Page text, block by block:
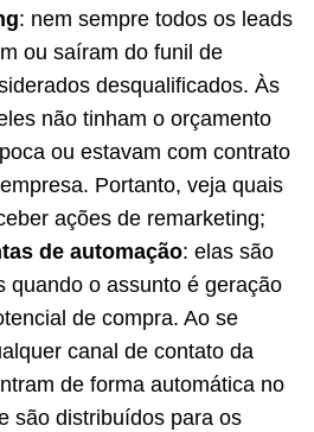
: nem sempre todos os leads
ou saíram do funil de
desqualificados. Às
não tinham o orçamento
ou estavam com contrato
Portanto, veja quais
ações de remarketing;
de automação: elas são
quando o assunto é geração
de compra. Ao se
canal de contato da
de forma automática no
são distribuídos para os